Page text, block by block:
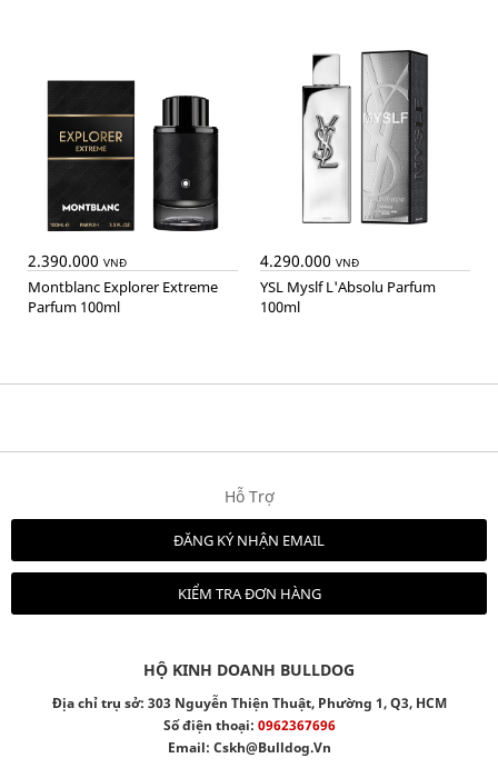
2.390.000 VNĐ
Montblanc Explorer Extreme
Parfum 100ml
4.290.000 VNĐ
YSL Myslf L'Absolu Parfum
100ml
Hỗ Trợ
ĐĂNG KÝ NHẬN EMAIL
KIỂM TRA ĐƠN HÀNG
HỘ KINH DOANH BULLDOG
Địa chỉ trụ sở: 303 Nguyễn Thiện Thuật, Phường 1, Q3, HCM
Số điện thoại: 0962367696
Email: Cskh@bulldog.vn